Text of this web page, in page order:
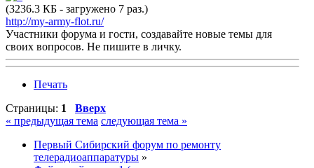
(3236.3 КБ - загружено 7 раз.)
http://my-army-flot.ru/
Участники форума и гости, создавайте новые темы для
своих вопросов. Не пишите в личку.
Печать
Страницы: 1
Вверх
« предыдущая тема следующая тема »
Первый Сибирский форум по ремонту
телерадиоаппаратуры »